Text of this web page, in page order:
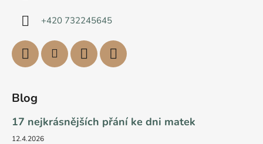
+420 732245645
Blog
17 nejkrásnějších přání ke dni matek
12.4.2026